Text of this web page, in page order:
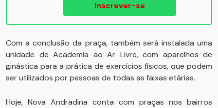
Inscrever-se
Com a conclusão da praça, também será instalada uma
unidade de Academia ao Ar Livre, com aparelhos de
ginástica para a prática de exercícios físicos, que podem
ser utilizados por pessoas de todas as faixas etárias.
Hoje, Nova Andradina conta com praças nos bairros